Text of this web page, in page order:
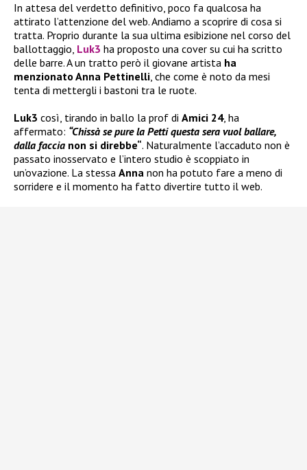
In attesa del verdetto definitivo, poco fa qualcosa ha
attirato l’attenzione del web. Andiamo a scoprire di cosa si
tratta. Proprio durante la sua ultima esibizione nel corso del
ballottaggio, Luk3 ha proposto una cover su cui ha scritto
delle barre. A un tratto però il giovane artista ha
menzionato Anna Pettinelli, che come è noto da mesi
tenta di mettergli i bastoni tra le ruote.
Luk3 così, tirando in ballo la prof di Amici 24, ha
affermato: “Chissà se pure la Petti questa sera vuol ballare,
dalla faccia non si direbbe“. Naturalmente l’accaduto non è
passato inosservato e l’intero studio è scoppiato in
un’ovazione. La stessa Anna non ha potuto fare a meno di
sorridere e il momento ha fatto divertire tutto il web.